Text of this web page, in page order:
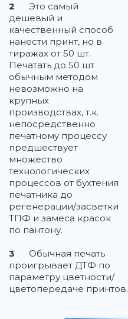
2
Это самый
дешевый и
качественный способ
нанести принт, но в
тиражах от 50 шт.
Печатать до 50 шт
обычным методом
невозможно на
крупных
производствах, т.к.
непосредственно
печатному процессу
предшествует
множество
технологических
процессов от бухтения
печатника до
регенерации/засветки
ТПФ и замеса красок
по пантону.
3
Обычная печать
проигрывает ДТФ по
параметру цветности/
цветопередаче принтов.